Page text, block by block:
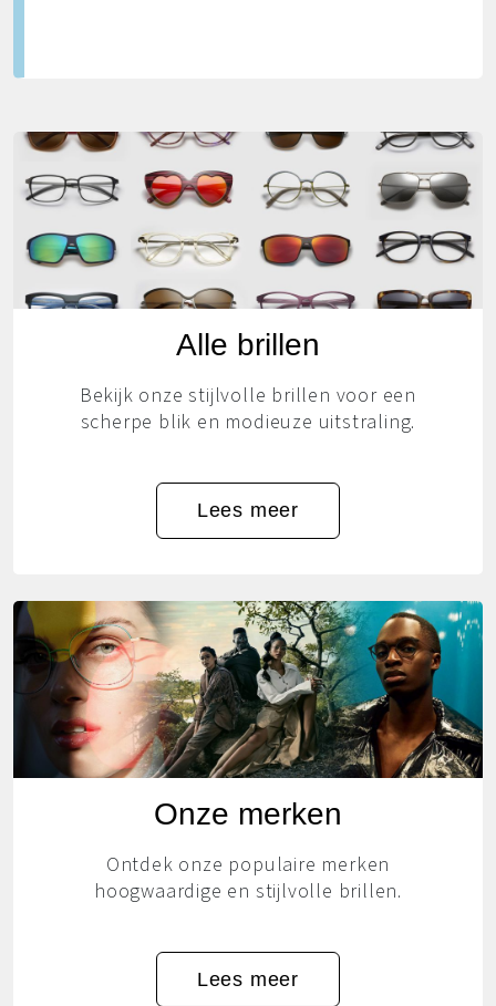
Alle brillen
Bekijk onze stijlvolle brillen voor een
scherpe blik en modieuze uitstraling.
Lees meer
Onze merken
Ontdek onze populaire merken
hoogwaardige en stijlvolle brillen.
Lees meer